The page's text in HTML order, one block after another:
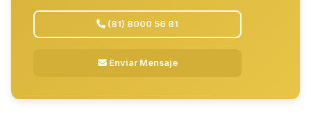
(81) 8000 56 81
Enviar Mensaje